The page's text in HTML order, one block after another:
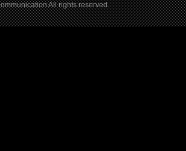
All rights reserved.